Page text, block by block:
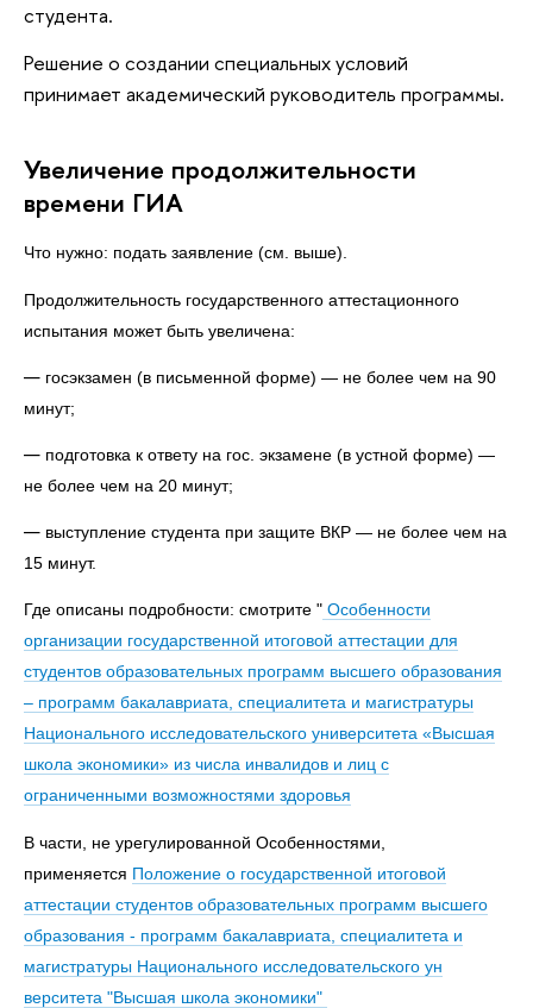
студента.
Решение о создании специальных условий
принимает академический руководитель программы.
Увеличение продолжительности
времени ГИА
Что нужно: подать заявление (см. выше).
Продолжительность государственного аттестационного
испытания может быть увеличена:
госэкзамен (в письменной форме) — не более чем на 90
минут;
подготовка к ответу на гос. экзамене (в устной форме) —
не более чем на 20 минут;
выступление студента при защите ВКР — не более чем на
15 минут.
Где описаны подробности: смотрите " Особенности
организации государственной итоговой аттестации для
студентов образовательных программ высшего образования
– программ бакалавриата, специалитета и магистратуры
Национального исследовательского университета «Высшая
школа экономики» из числа инвалидов и лиц с
ограниченными возможностями здоровья
В части, не урегулированной Особенностями,
применяется Положение о государственной итоговой
аттестации студентов образовательных программ высшего
образования - программ бакалавриата, специалитета и
магистратуры Национального исследовательского ун
верситета "Высшая школа экономики"